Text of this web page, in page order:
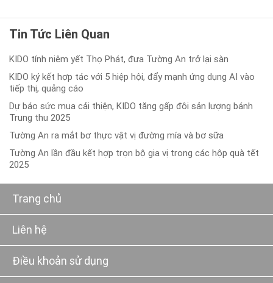
Tin Tức Liên Quan
KIDO tính niêm yết Thọ Phát, đưa Tường An trở lại sàn
KIDO ký kết hợp tác với 5 hiệp hội, đẩy mạnh ứng dụng AI vào
tiếp thị, quảng cáo
Dự báo sức mua cải thiện, KIDO tăng gấp đôi sản lượng bánh
Trung thu 2025
Tường An ra mắt bơ thực vật vị đường mía và bơ sữa
Tường An lần đầu kết hợp trọn bộ gia vị trong các hộp quà tết
2025
Trang chủ
Liên hệ
Điều khoản sử dụng